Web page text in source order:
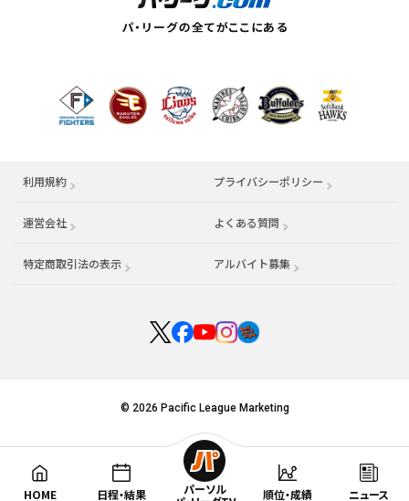
利用規約 プライバシーポリシー
運営会社 （別ウィンドウで開く） よくある質問
特定商取引法の表示 アルバイト募集 （別ウィンドウで開く
© 2026 Pacific League Marketing
HOME 日程・結果
パーソル
順位・成績 ニュース